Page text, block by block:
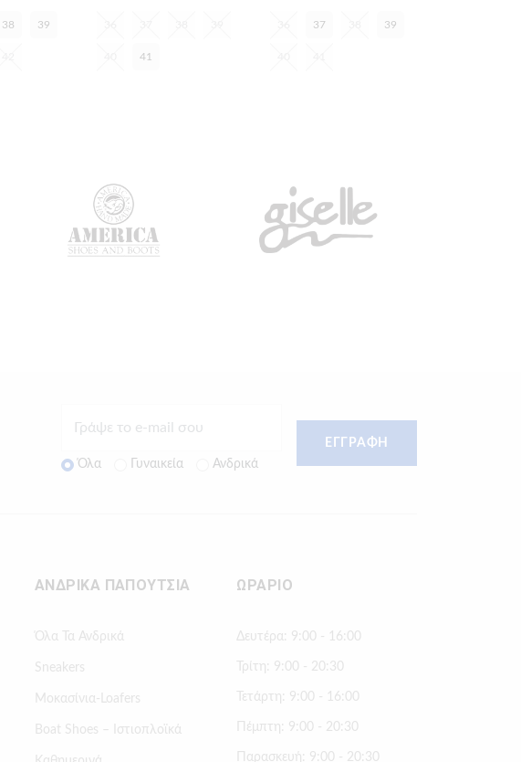
38 39
41
37 39
Όλα Γυναικεία Ανδρικά
ΕΓΓΡΑΦΗ
ΑΝΔΡΙΚΑ ΠΑΠΟΥΤΣΙΑ
Όλα Τα Ανδρικά
Sneakers
Μοκασίνια-Loafers
Boat Shoes – Ιστιοπλοϊκά
ΩΡΑΡΙΟ
Δευτέρα: 9:00 - 16:00
Τρίτη: 9:00 - 20:30
Τετάρτη: 9:00 - 16:00
Πέμπτη: 9:00 - 20:30
Παρασκευή: 9:00 - 20:30